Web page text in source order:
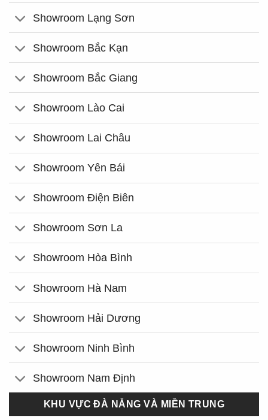
Showroom Lạng Sơn
Showroom Bắc Kạn
Showroom Bắc Giang
Showroom Lào Cai
Showroom Lai Châu
Showroom Yên Bái
Showroom Điện Biên
Showroom Sơn La
Showroom Hòa Bình
Showroom Hà Nam
Showroom Hải Dương
Showroom Ninh Bình
Showroom Nam Định
KHU VỰC ĐÀ NẴNG VÀ MIỀN TRUNG